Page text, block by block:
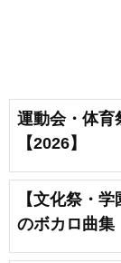
運動会・体育
【2026】
【文化祭・
のボカロ曲集